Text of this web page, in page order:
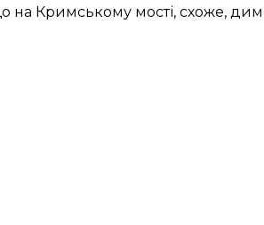
на Кримському мості, схоже,